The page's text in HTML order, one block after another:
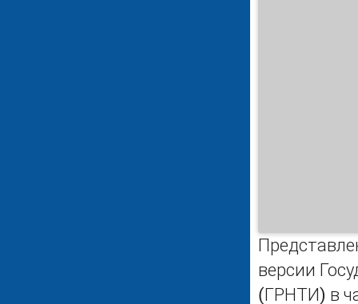
версии
(ГРНТИ) в